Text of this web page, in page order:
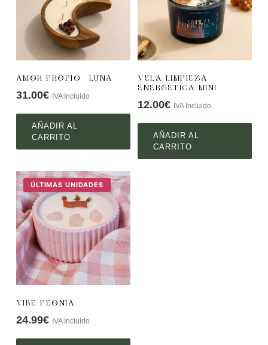
AMOR PROPIO – LUNA
31.00€ IVA Incluido
AÑADIR AL
CARRITO
VELA LIMPIEZA
ENERGÉTICA MINI
12.00€ IVA Incluido
AÑADIR AL
CARRITO
ÚLTIMAS UNIDADES
VIBE PEONÍA
24.99€ IVA Incluido